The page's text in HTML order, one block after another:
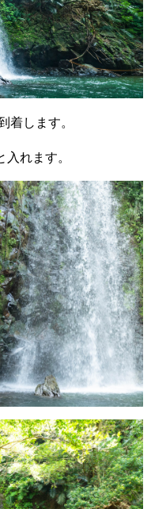
着します。
れます。